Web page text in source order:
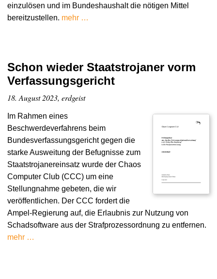
einzulösen und im Bundeshaushalt die nötigen Mittel
bereitzustellen. mehr …
Schon wieder Staatstrojaner vorm
Verfassungsgericht
18. August 2023, erdgeist
Im Rahmen eines
Beschwerdeverfahrens beim
Bundesverfassungsgericht gegen die
starke Ausweitung der Befugnisse zum
Staatstrojanereinsatz wurde der Chaos
Computer Club (CCC) um eine
Stellungnahme gebeten, die wir
veröffentlichen. Der CCC fordert die
Ampel-Regierung auf, die Erlaubnis zur Nutzung von
Schadsoftware aus der Strafprozessordnung zu entfernen.
mehr …